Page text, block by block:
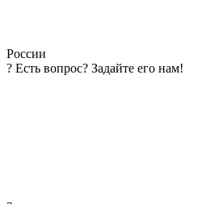
России
? Есть вопрос? Задайте его нам!